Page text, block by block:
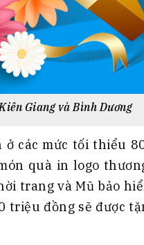
Giang và Bình Dương
các mức tối thiểu
quà in logo
trang và Mũ bảo
đồng sẽ được